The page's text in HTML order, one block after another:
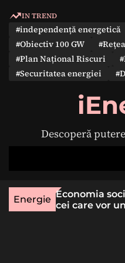
IN TREND
#independență energetică
#Obiectiv 100 GW
#Plan Național Riscuri
#Securitatea energiei
Descoperă
Energie
rară
Economia
cei care vor